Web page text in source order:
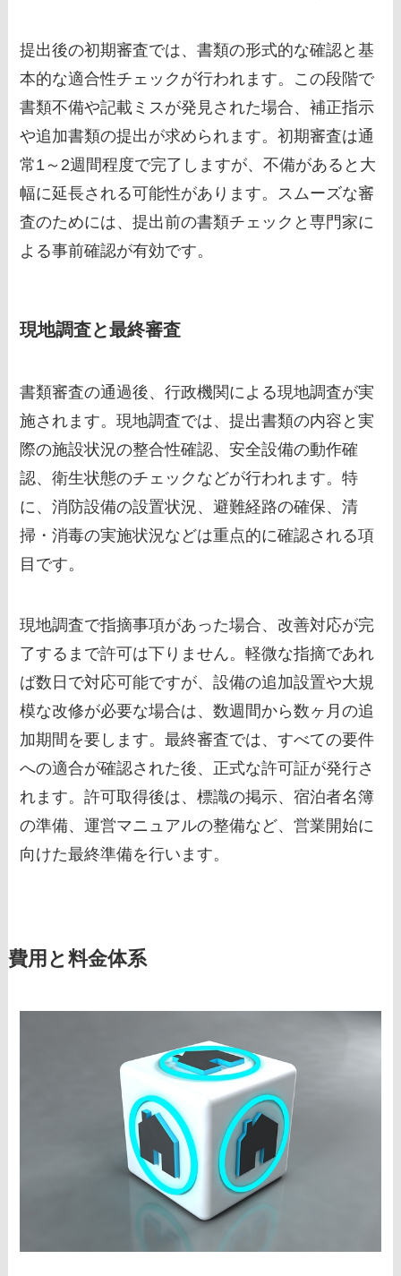
提出後の初期審査では、書類の形式的な確認と基
本的な適合性チェックが行われます。この段階で
書類不備や記載ミスが発見された場合、補正指示
や追加書類の提出が求められます。初期審査は通
常1～2週間程度で完了しますが、不備があると大
幅に延長される可能性があります。スムーズな審
査のためには、提出前の書類チェックと専門家に
よる事前確認が有効です。
現地調査と最終審査
書類審査の通過後、行政機関による現地調査が実
施されます。現地調査では、提出書類の内容と実
際の施設状況の整合性確認、安全設備の動作確
認、衛生状態のチェックなどが行われます。特
に、消防設備の設置状況、避難経路の確保、清
掃・消毒の実施状況などは重点的に確認される項
目です。
現地調査で指摘事項があった場合、改善対応が完
了するまで許可は下りません。軽微な指摘であれ
ば数日で対応可能ですが、設備の追加設置や大規
模な改修が必要な場合は、数週間から数ヶ月の追
加期間を要します。最終審査では、すべての要件
への適合が確認された後、正式な許可証が発行さ
れます。許可取得後は、標識の掲示、宿泊者名簿
の準備、運営マニュアルの整備など、営業開始に
向けた最終準備を行います。
費用と料金体系